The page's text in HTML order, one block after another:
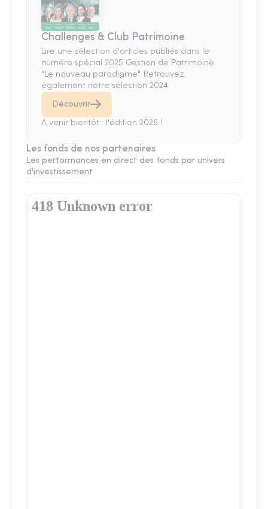
Challenges & Club Patrimoine
Lire une sélection d'articles publiés dans le
numéro spécial 2025 Gestion de Patrimoine
"Le nouveau paradigme". Retrouvez
également notre sélection 2024.
Découvrir
A venir bientôt : l'édition 2026 !
Les fonds de nos partenaires
Les performances en direct des fonds par univers
d'investissement